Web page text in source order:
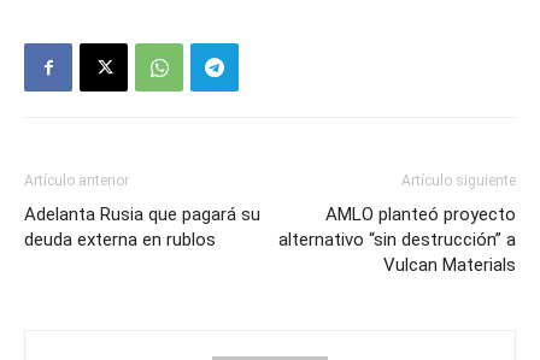
Artículo anterior
Adelanta Rusia que pagará su
deuda externa en rublos
Artículo siguiente
AMLO planteó proyecto
alternativo “sin destrucción” a
Vulcan Materials